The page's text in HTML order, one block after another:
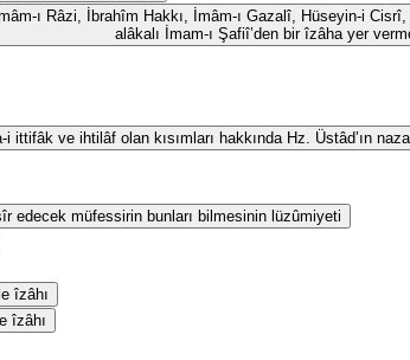
ı Râzi, İbrahîm Hakkı, İmâm-ı Gazalî, Hüseyin-i
alâkalı İmam-ı Şafiî’den bir îzâha yer
ve ihtilâf olan kısımları hakkında Hz. Üstâd’ın
edecek müfessirin bunları bilmesinin lüzûmiyeti
îzâhı
îzâhı